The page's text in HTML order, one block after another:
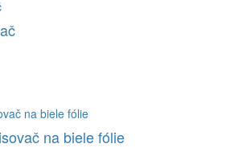
na biele fólie